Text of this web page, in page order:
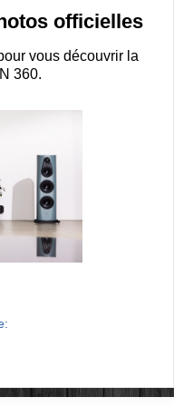
officielles
vous découvrir la
360.